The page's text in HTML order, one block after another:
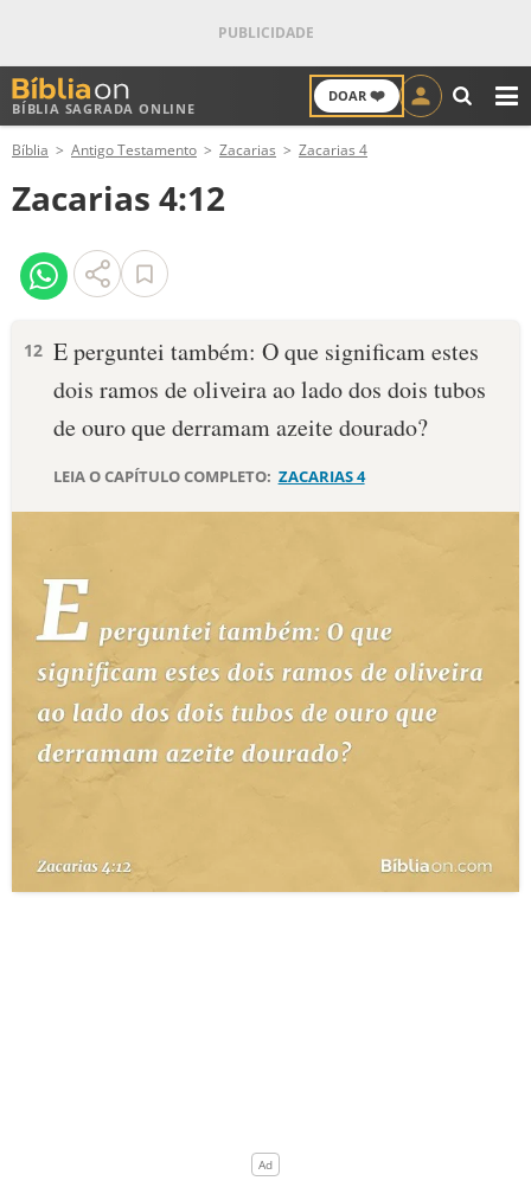
BÍBLIA SAGRADA ONLINE
DOAR ❤️
ANTIGO TESTAMENTO
NOVO TESTAMENTO
VERSÍCULOS
PALAVRA DO DIA
DEVOCIONAL DIÁRIO
10 MANDAMENTOS
ESTUDOS BÍBLICOS
ESBOÇOS DE PREGAÇÃO
TEMAS
PERGUNTE À BÍBLIA
TERMO BÍBLICO
Bíblia Antigo Testamento Zacarias Zacarias 4
Zacarias 4:12
12 E perguntei também: O que significam estes
dois ramos de oliveira ao lado dos dois tubos
de ouro que derramam azeite dourado?
LEIA O CAPÍTULO COMPLETO: ZACARIAS 4